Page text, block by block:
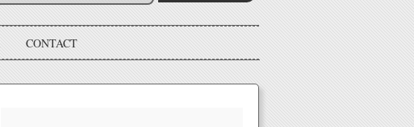
CONTACT